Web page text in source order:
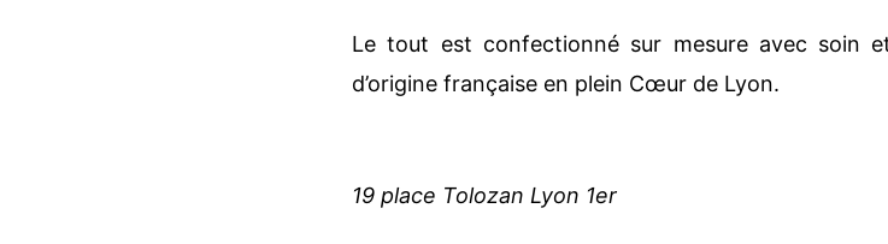
Le tout est confectionné sur mesure avec soin
d’origine française en plein Cœur de Lyon.
19 place Tolozan Lyon 1er